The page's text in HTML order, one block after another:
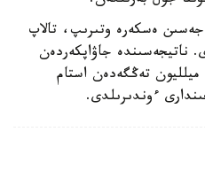
ەسكەرە وتىرىپ، تالاپ
ناتيجەسىندە جاۋاپكەردەن
تالاپ قويۋشىنىڭ پايداسىنا 1,6 ميلليون تەڭگەدەن استام
ءوندىرىلدى.